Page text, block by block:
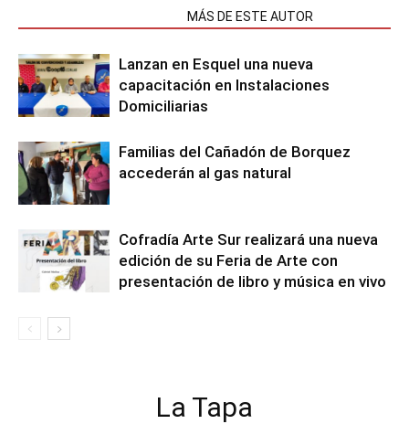
MÁS DE ESTE AUTOR
Lanzan en Esquel una nueva
capacitación en Instalaciones
Domiciliarias
Familias del Cañadón de Borquez
accederán al gas natural
Cofradía Arte Sur realizará una nueva
edición de su Feria de Arte con
presentación de libro y música en vivo
La Tapa